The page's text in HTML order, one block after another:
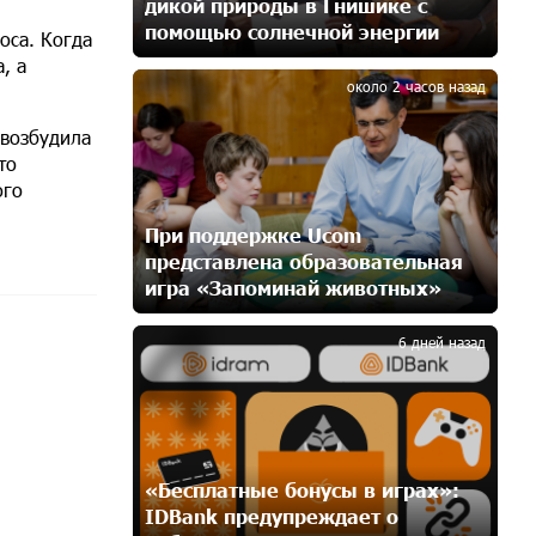
Когда
а
10 дней назад
Бывший премьер-министр
Словакии обратился к президенту
страны с просьбой содействовать
освобождению армянских заключенных,
осужденных в Азербайджане
13 дней назад
Против кого вооружается
Азербайджан? Аршак Карапетян
15 дней назад
При поддержке Ucom в спортивной
школе Вайка установлена
солнечная электростанция
мощностью 15 кВт
15 дней назад
дикой природы в Гнишике с
помощью солнечной энергии
При поддержке Ucom
представлена образовательная
игра «Запоминай животных»
около 2 часов назад
3
«Бесплатные бонусы в играх»:
IDBank предупреждает о
6 дней назад
4